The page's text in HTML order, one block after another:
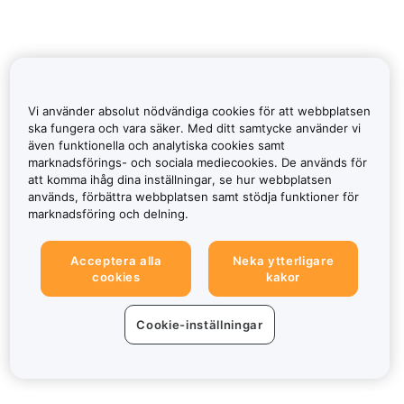
Vi använder absolut nödvändiga cookies för att webbplatsen
ska fungera och vara säker. Med ditt samtycke använder vi
även funktionella och analytiska cookies samt
marknadsförings- och sociala mediecookies. De används för
att komma ihåg dina inställningar, se hur webbplatsen
används, förbättra webbplatsen samt stödja funktioner för
marknadsföring och delning.
Acceptera alla
cookies
Neka ytterligare
kakor
Cookie-inställningar